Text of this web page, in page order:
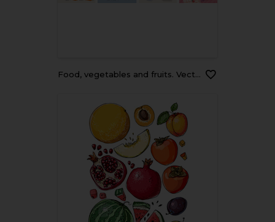
Food, vegetables and fruits. Vector illustrations: dishes, kiwi, broccoli, pumpkin, eggplant, avocado, pear, tomato, teapot, still life on the table, etc. Drawings for poster, card or background